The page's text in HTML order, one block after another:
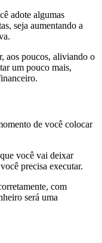
adote algumas
seja aumentando a
aos poucos, aliviando o
um pouco mais,
de você colocar
você vai deixar
precisa executar.
com
será uma